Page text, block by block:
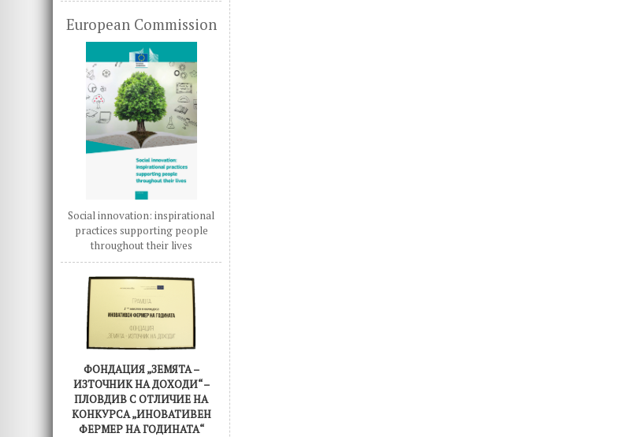
European Commission
Social innovation: inspirational
practices supporting people
throughout their lives
ФОНДАЦИЯ „ЗЕМЯТА –
ИЗТОЧНИК НА ДОХОДИ“ –
ПЛОВДИВ С ОТЛИЧИЕ НА
КОНКУРСА „ИНОВАТИВЕН
ФЕРМЕР НА ГОДИНАТА“